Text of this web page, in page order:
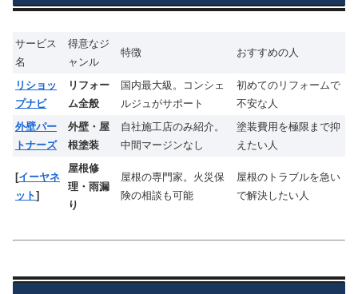
サービス
名
得意なジ
ャンル
特徴 おすすめの人
リショッ
プナビ
リフォー
ム全般
国内最大級。コンシェ
ルジュがサポート
初めてのリフォームで
不安な人
外壁パー
トナーズ
外壁・屋
根塗装
自社施工店のみ紹介。
中間マージンなし
塗装費用を極限まで抑
えたい人
[イーヤネ
ット]
屋根修
理・雨漏
り
屋根の専門家。火災保
険の相談も可能
屋根のトラブルを急い
で解決したい人